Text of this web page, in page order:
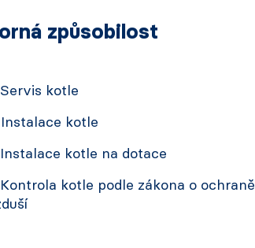
způsobilost
kotle
kotle
kotle na dotace
kotle podle zákona o ochraně